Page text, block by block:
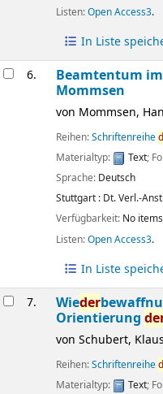
Listen:Open Access3.
In Liste
6.
Beamtentum
Mommsen
von Mommsen,
Reihen:Schriftenreihe
Materialtyp:
Text;
Sprache: Deutsch
Stuttgart : Dt. Verl.-
Verfügbarkeit: No
Listen:Open Access3.
In Liste
7.
Wieder
Orientierung
von Schubert,
Reihen:Schriftenreihe
Materialtyp:
Text;